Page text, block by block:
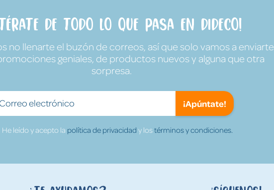
de todo lo que pasa en Dideco!
no llenarte el buzón de correos, así que solo vamos a enviarte
geniales, de productos nuevos y alguna que otra
sorpresa.
¡Apúntate!
He leído y acepto la política de privacidad y lostérminos y condiciones.